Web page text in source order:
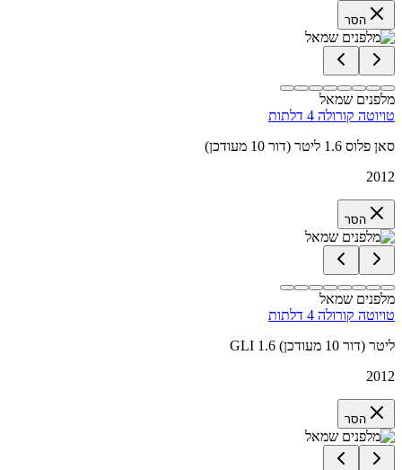
הסר
מלפנים שמאל
טויוטה קורולה 4 דלתות
סאן פלוס 1.6 ליטר (דור 10 מעודכן)
2012
הסר
מלפנים שמאל
טויוטה קורולה 4 דלתות
GLI 1.6 ליטר (דור 10 מעודכן)
2012
הסר